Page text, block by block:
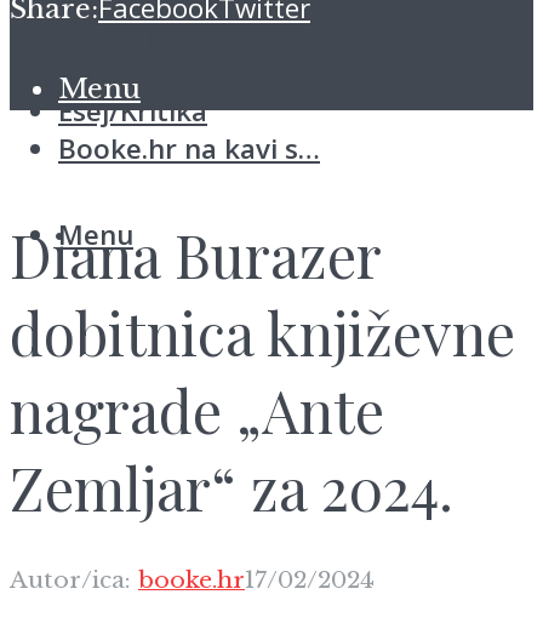
Blitz vijesti
Koloomna
Esej/Kritika
Booke.hr na kavi s…
Menu
Share:FacebookTwitter
Menu
Diana Burazer
dobitnica književne
nagrade „Ante
Zemljar“ za 2024.
Autor/ica: booke.hr17/02/2024